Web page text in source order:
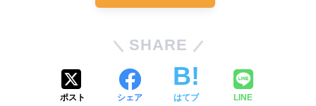
事故を起こさ
ないか心配
経済的にも仕事を続けたい
SHARE
ポスト シェア はてブ LINE